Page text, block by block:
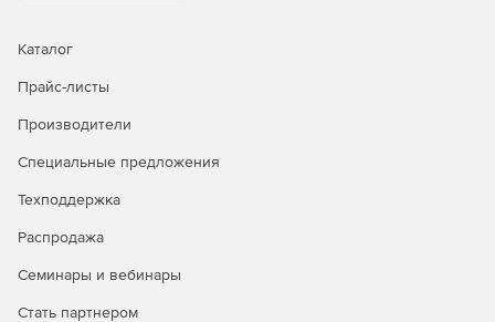
Каталог
Прайс-листы
Производители
Специальные предложения
Техподдержка
Распродажа
Семинары и вебинары
Стать партнером